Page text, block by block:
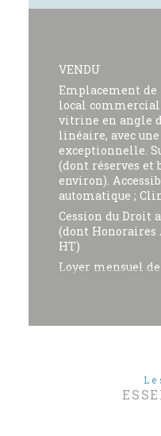
VENDU
Emplacement
local
vitrine en angle
linéaire, avec
exceptionnelle.
(dont réserves et
environ).
automatique ;
Cession du Droit
(dont Honoraires
HT)
Loyer mensuel de
malodorantes.